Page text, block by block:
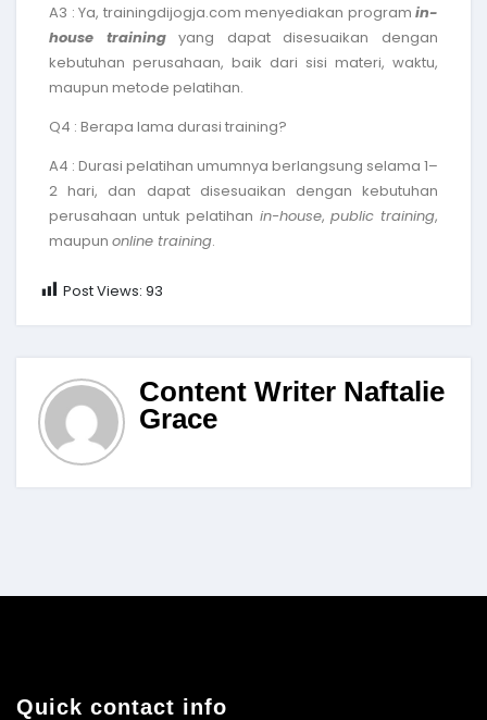
A3 : Ya, trainingdijogja.com menyediakan program in-
house trainingyang dapat disesuaikan dengan
kebutuhan perusahaan, baik dari sisi materi, waktu,
maupun metode pelatihan.
Q4 : Berapa lama durasi training?
A4 : Durasi pelatihan umumnya berlangsung selama 1–
2 hari, dan dapat disesuaikan dengan kebutuhan
perusahaan untuk pelatihan in-house, public training,
maupun online training.
Post Views: 93
Content Writer Naftalie
Grace
Quick contact info